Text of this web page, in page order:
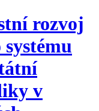
rozvoj
v